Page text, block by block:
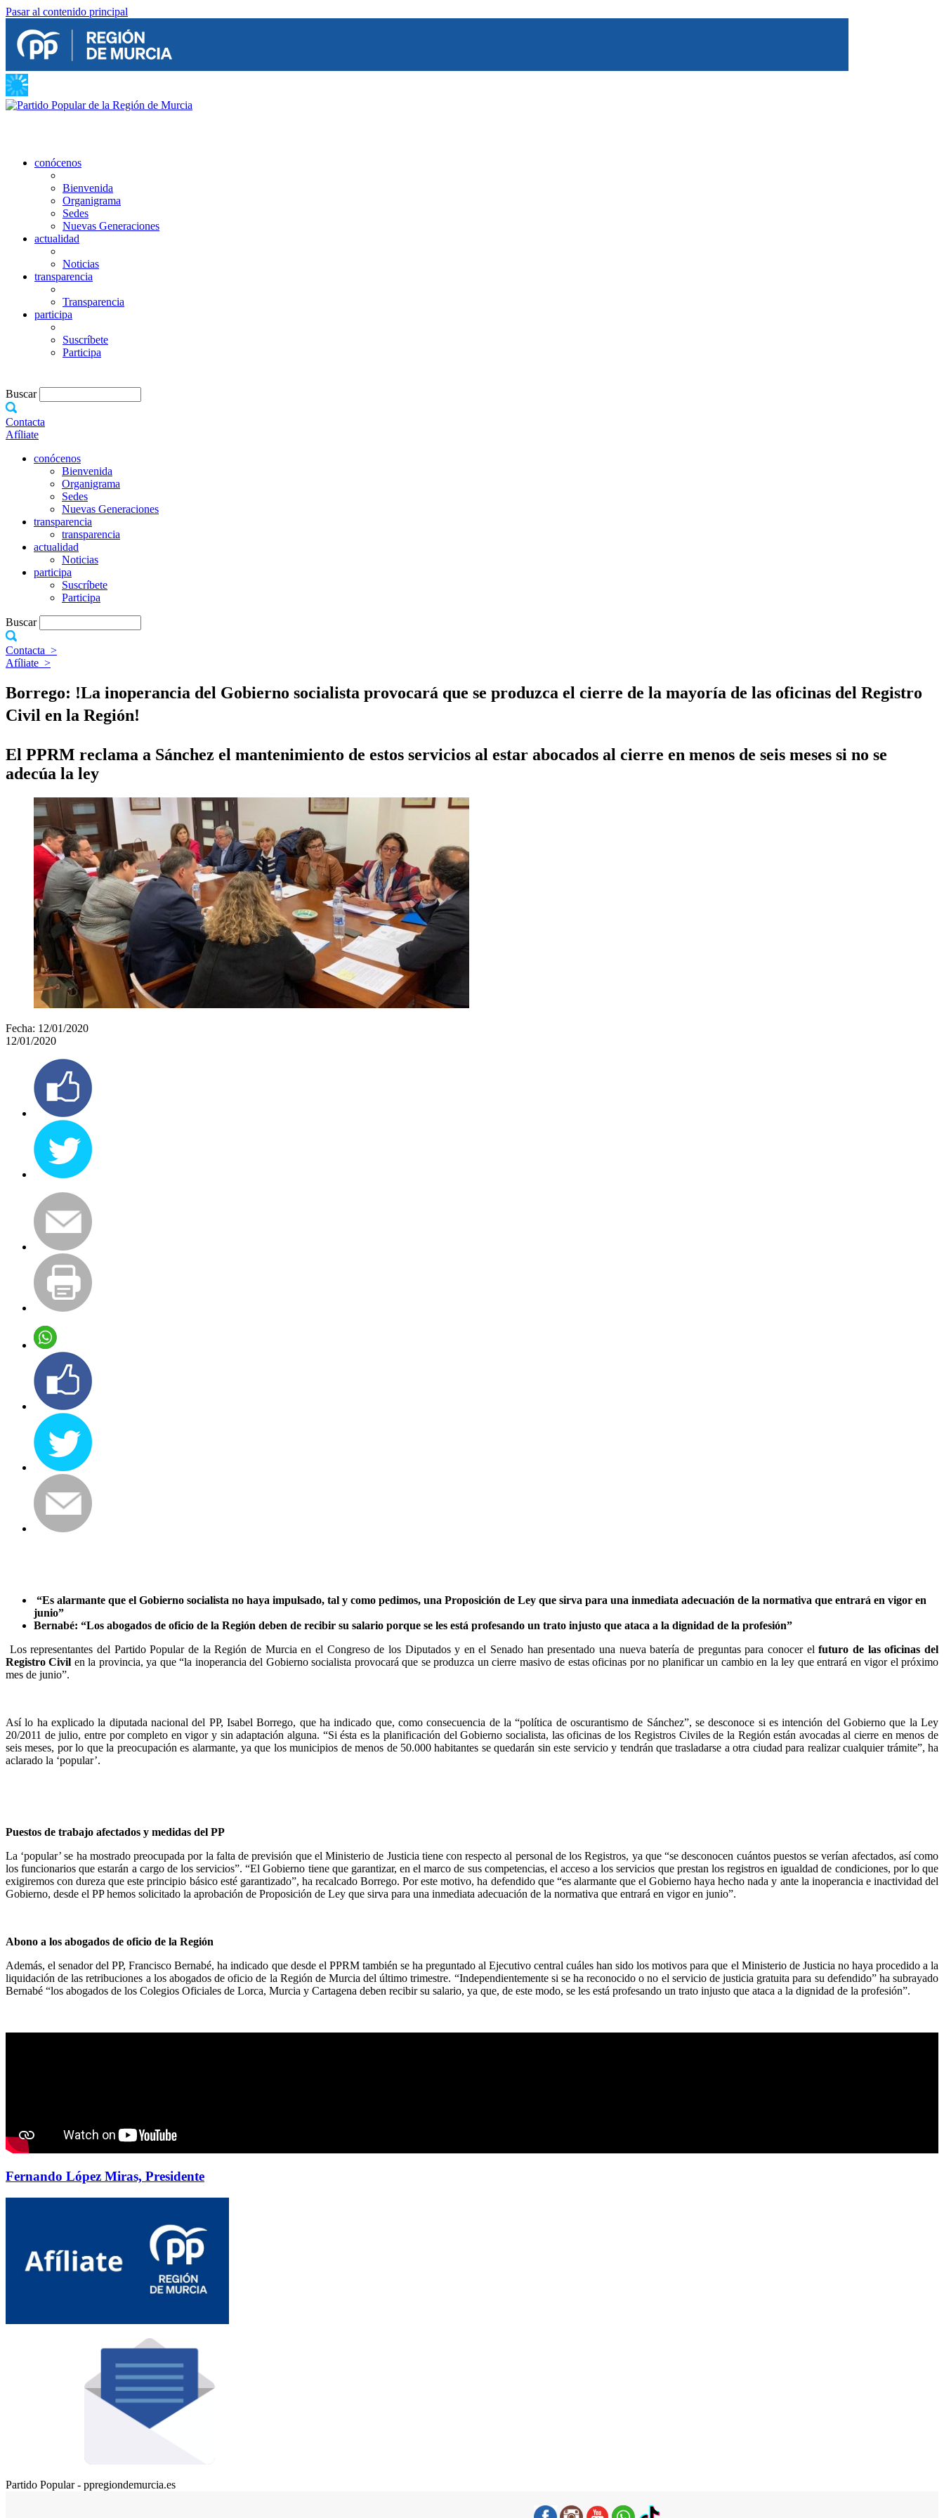
Pasar al contenido principal
conócenos
Bienvenida
Organigrama
Sedes
Nuevas Generaciones
actualidad
Noticias
transparencia
Transparencia
participa
Suscríbete
Participa
Buscar
Contacta
Afíliate
conócenos
Bienvenida
Organigrama
Sedes
Nuevas Generaciones
transparencia
transparencia
actualidad
Noticias
participa
Suscríbete
Participa
Buscar
Contacta >
Afíliate >
Borrego: !La inoperancia del Gobierno socialista provocará que se produzca el cierre de la mayorí­a de las oficinas del Registro
Civil en la Región!
El PPRM reclama a Sánchez el mantenimiento de estos servicios al estar abocados al cierre en menos de seis meses si no se
adecúa la ley
Fecha: 12/01/2020
12/01/2020
“Es alarmante que el Gobierno socialista no haya impulsado, tal y como pedimos, una Proposición de Ley que sirva para una inmediata adecuación de la normativa que entrará en vigor en
junio”
Bernabé: “Los abogados de oficio de la Región deben de recibir su salario porque se les está profesando un trato injusto que ataca a la dignidad de la profesión”
Los representantes del Partido Popular de la Región de Murcia en el Congreso de los Diputados y en el Senado han presentado una nueva batería de preguntas para conocer elfuturo de las oficinas del
Registro Civil en la provincia, ya que “la inoperancia del Gobierno socialista provocará que se produzca un cierre masivo de estas oficinas por no planificar un cambio en la ley que entrará en vigor el próximo
mes de junio”.
Así lo ha explicado la diputada nacional del PP, Isabel Borrego, que ha indicado que, como consecuencia de la “política de oscurantismo de Sánchez”, se desconoce si es intención del Gobierno que la Ley
20/2011 de julio, entre por completo en vigor y sin adaptación alguna. “Si ésta es la planificación del Gobierno socialista, las oficinas de los Registros Civiles de la Región están avocadas al cierre en menos de
seis meses, por lo que la preocupación es alarmante, ya que los municipios de menos de 50.000 habitantes se quedarán sin este servicio y tendrán que trasladarse a otra ciudad para realizar cualquier trámite”, ha
aclarado la ‘popular’.
Puestos de trabajo afectados y medidas del PP
La ‘popular’ se ha mostrado preocupada por la falta de previsión que el Ministerio de Justicia tiene con respecto al personal de los Registros, ya que “se desconocen cuántos puestos se verían afectados, así como
los funcionarios que estarán a cargo de los servicios”. “El Gobierno tiene que garantizar, en el marco de sus competencias, el acceso a los servicios que prestan los registros en igualdad de condiciones, por lo que
exigiremos con dureza que este principio básico esté garantizado”, ha recalcado Borrego. Por este motivo, ha defendido que “es alarmante que el Gobierno haya hecho nada y ante la inoperancia e inactividad del
Gobierno, desde el PP hemos solicitado la aprobación de Proposición de Ley que sirva para una inmediata adecuación de la normativa que entrará en vigor en junio”.
Abono a los abogados de oficio de la Región
Además, el senador del PP, Francisco Bernabé, ha indicado que desde el PPRM también se ha preguntado al Ejecutivo central cuáles han sido los motivos para que el Ministerio de Justicia no haya procedido a la
liquidación de las retribuciones a los abogados de oficio de la Región de Murcia del último trimestre. “Independientemente si se ha reconocido o no el servicio de justicia gratuita para su defendido” ha subrayado
Bernabé “los abogados de los Colegios Oficiales de Lorca, Murcia y Cartagena deben recibir su salario, ya que, de este modo, se les está profesando un trato injusto que ataca a la dignidad de la profesión”.
Fernando López Miras, Presidente
Partido Popular - ppregiondemurcia.es